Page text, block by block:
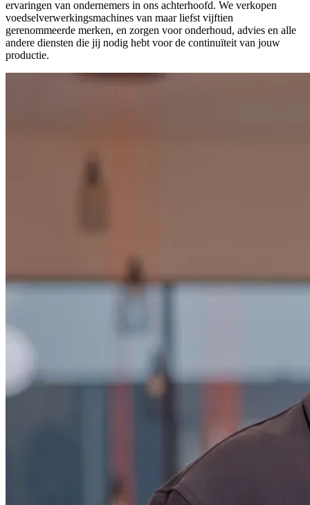
ervaringen van ondernemers in ons achterhoofd. We verkopen
voedselverwerkingsmachines van maar liefst vijftien
gerenommeerde merken, en zorgen voor onderhoud, advies en alle
andere diensten die jij nodig hebt voor de continuïteit van jouw
productie.